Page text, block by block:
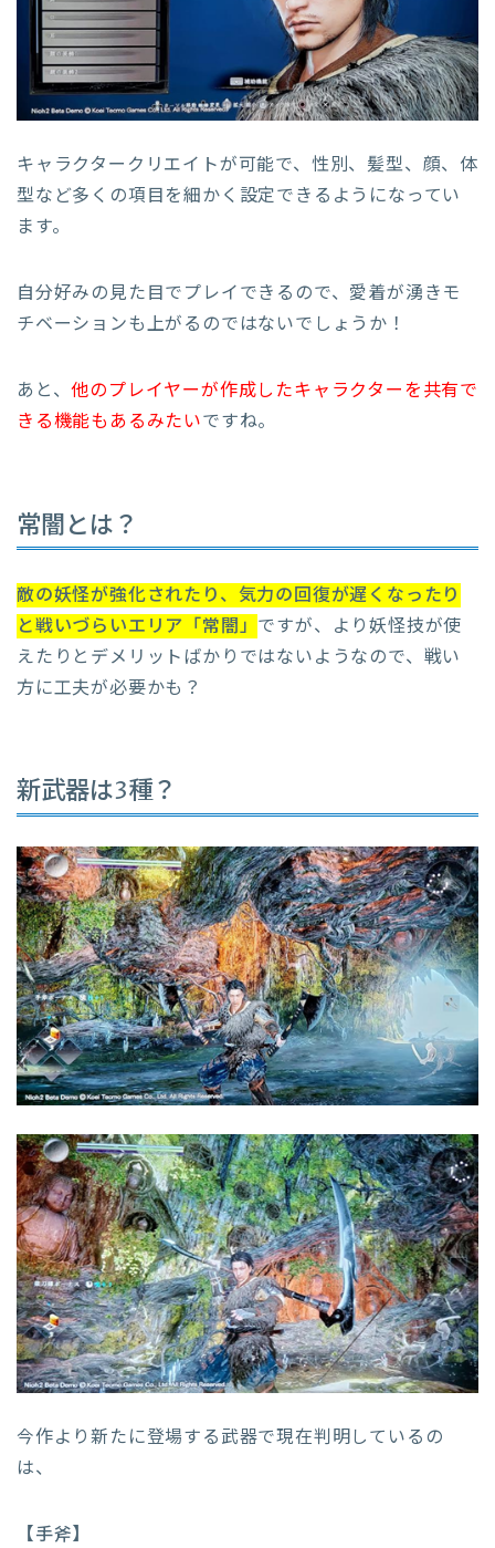
キャラクタークリエイトが可能で、性別、髪型、顔、体
型など多くの項目を細かく設定できるようになってい
ます。
自分好みの見た目でプレイできるので、愛着が湧きモ
チベーションも上がるのではないでしょうか！
あと、他のプレイヤーが作成したキャラクターを共有で
きる機能もあるみたいですね。
常闇とは？
敵の妖怪が強化されたり、気力の回復が遅くなったり
と戦いづらいエリア「常闇」 ですが、より妖怪技が使
えたりとデメリットばかりではないようなので、戦い
方に工夫が必要かも？
新武器は3種？
今作より新たに登場する武器で現在判明しているの
は、
【手斧】